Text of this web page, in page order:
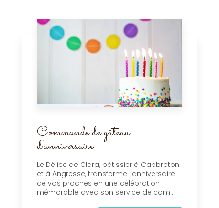
Commande de gâteau
d'anniversaire
Le Délice de Clara, pâtissier à Capbreton
et à Angresse, transforme l’anniversaire
de vos proches en une célébration
mémorable avec son service de com...